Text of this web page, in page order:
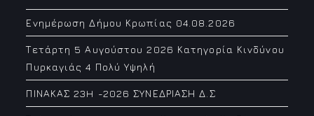
Ενημέρωση Δήμου Κρωπίας 04.08.2026
Τετάρτη 5 Αυγούστου 2026 Κατηγορία Κινδύνου
Πυρκαγιάς 4 Πολύ Υψηλή
ΠΙΝΑΚΑΣ 23H -2026 ΣΥΝΕΔΡΙΑΣΗ Δ.Σ